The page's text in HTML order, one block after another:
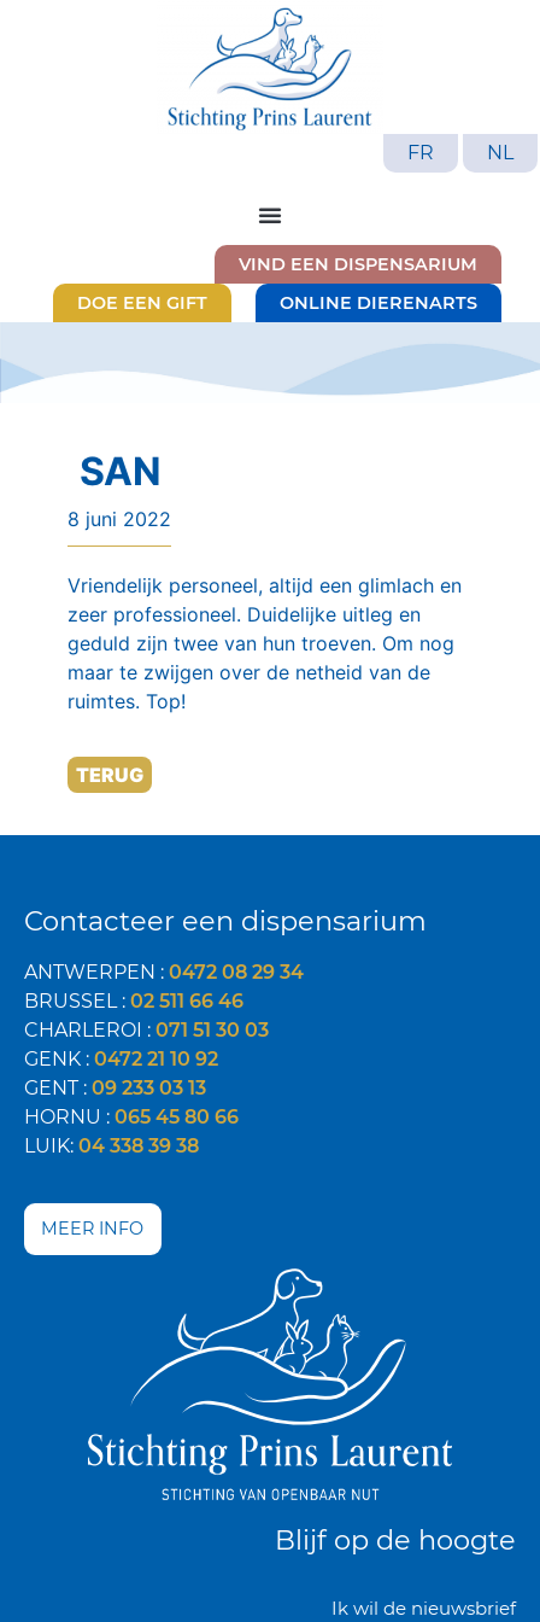
FR NL
VIND EEN DISPENSARIUM
DOE EEN GIFT
ONLINE DIERENARTS
SAN
8 juni 2022
Vriendelijk personeel, altijd een glimlach en
zeer professioneel. Duidelijke uitleg en
geduld zijn twee van hun troeven. Om nog
maar te zwijgen over de netheid van de
ruimtes. Top!
TERUG
Contacteer een dispensarium
ANTWERPEN : 0472 08 29 34
BRUSSEL : 02 511 66 46
CHARLEROI : 071 51 30 03
GENK : 0472 21 10 92
GENT : 09 233 03 13
HORNU : 065 45 80 66
LUIK: 04 338 39 38
MEER INFO
Blijf op de hoogte
Ik wil de nieuwsbrief